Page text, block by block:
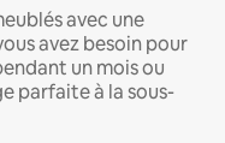
avec une
avez besoin pour
un mois ou
parfaite à la sous-